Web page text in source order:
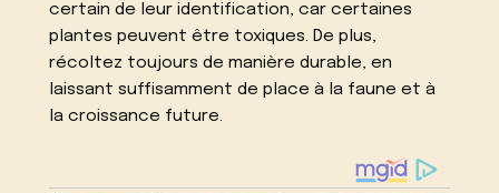
certain de leur identification, car certaines
plantes peuvent être toxiques. De plus,
récoltez toujours de manière durable, en
laissant suffisamment de place à la faune et à
la croissance future.